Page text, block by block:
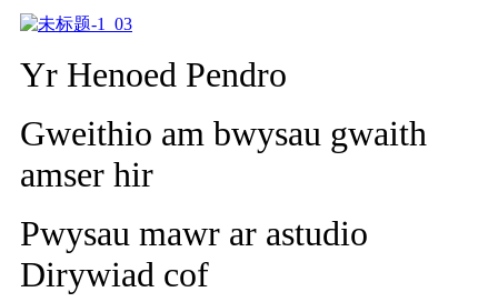
Yr Henoed Pendro
Gweithio am bwysau gwaith
amser hir
Pwysau mawr ar astudio
Dirywiad cof